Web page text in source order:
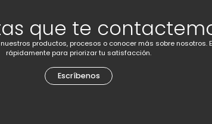
que te
productos, procesos o conocer más sobre nosotros.
rápidamente para priorizar tu satisfacción.
Escríbenos